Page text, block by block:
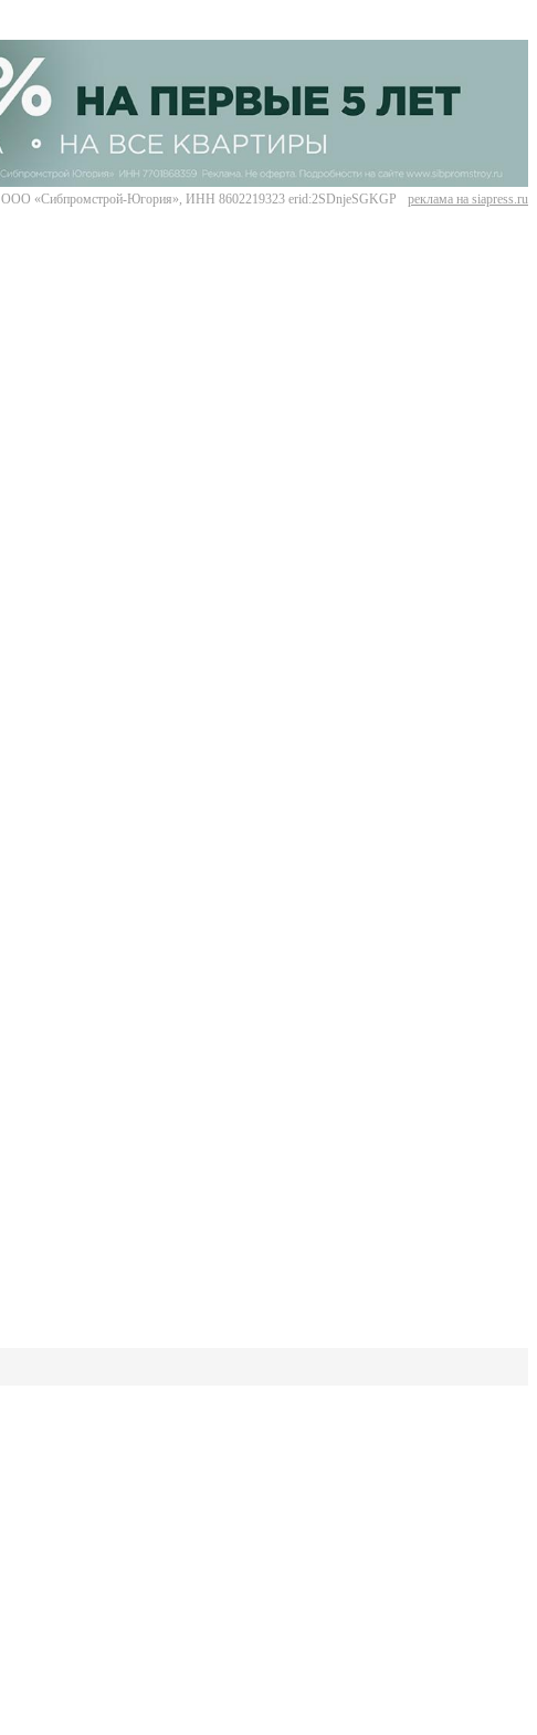
ООО «Сибпромстрой-Югория», ИНН 8602219323 erid:2SDnjeSGKGP реклама на siapress.ru